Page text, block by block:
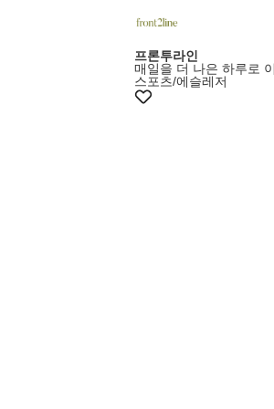
프론투라인
매일을 더 나은 하루로
스포츠/에슬레저